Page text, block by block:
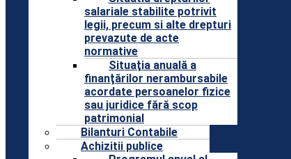
salariale stabilite potrivit
legii, precum si alte drepturi
prevazute de acte
normative
Situaţia anuală a
finanţărilor nerambursabile
acordate persoanelor fizice
sau juridice fără scop
patrimonial
Bilanturi Contabile
Achizitii publice